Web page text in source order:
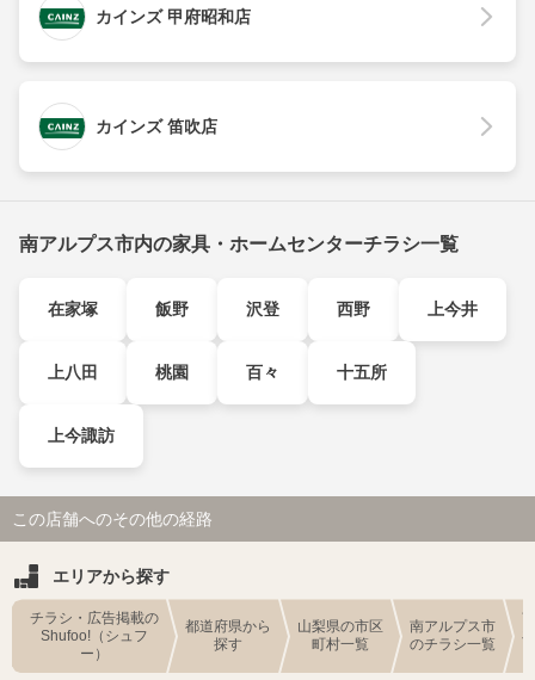
カインズ 甲府昭和店
カインズ 笛吹店
南アルプス市内の家具・ホームセンターチラシ一覧
在家塚 飯野 沢登 西野 上今井
上八田 桃園 百々 十五所
上今諏訪
この店舗へのその他の経路
エリアから探す
チラシ・広告掲載の
Shufoo!（シュフ
ー）
都道府県から
探す
山梨県の市区
町村一覧
南アルプス市
のチラシ一覧